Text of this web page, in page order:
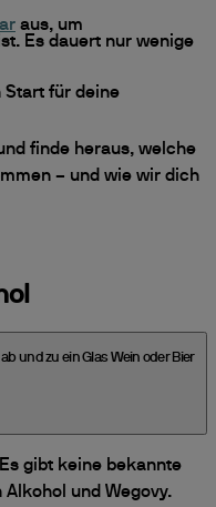
aus, um
Es dauert nur wenige
Start für deine
finde heraus, welche
– und wie wir dich
und zu ein Glas Wein oder Bier
gibt keine bekannte
und Wegovy.